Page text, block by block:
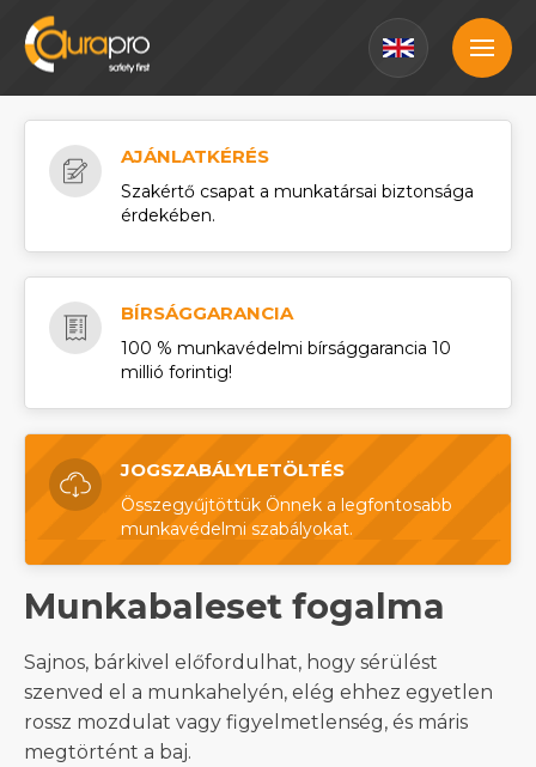
AJÁNLATKÉRÉS
Szakértő csapat a munkatársai biztonsága
érdekében.
BÍRSÁGGARANCIA
100 % munkavédelmi bírsággarancia 10
millió forintig!
JOGSZABÁLYLETÖLTÉS
Összegyűjtöttük Önnek a legfontosabb
munkavédelmi szabályokat.
Munkabaleset fogalma
Sajnos, bárkivel előfordulhat, hogy sérülést
szenved el a munkahelyén, elég ehhez egyetlen
rossz mozdulat vagy figyelmetlenség, és máris
megtörtént a baj.